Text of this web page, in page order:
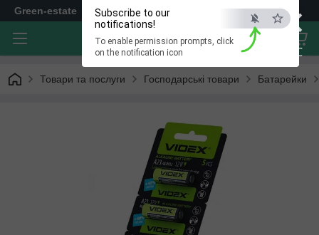
×
ESC
Subscribe to our
notifications!
To enable permission prompts, click
on the notification icon
Green-estate
Товари та послуги Господарські товари Батарейки